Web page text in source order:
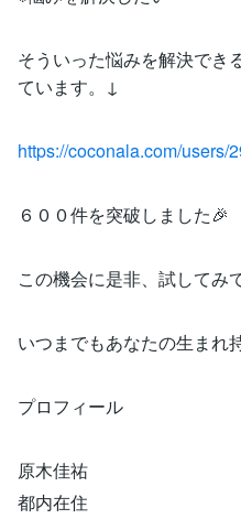
そういった悩みを解決でき
ています。↓
https://coconala.com/users/
６００件を突破しました🎉
この機会に是非、試してみ
いつまでもあなたの生まれ
プロフィール
原木佳祐
都内在住